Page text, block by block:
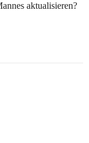
aktualisieren?